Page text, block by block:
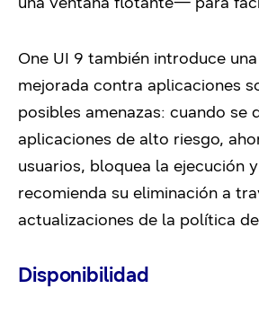
One UI 9 también introduce
mejorada contra aplicaciones
posibles amenazas: cuando se
aplicaciones de alto riesgo,
usuarios, bloquea la ejecución
recomienda su eliminación a
actualizaciones de la política
Disponibilidad